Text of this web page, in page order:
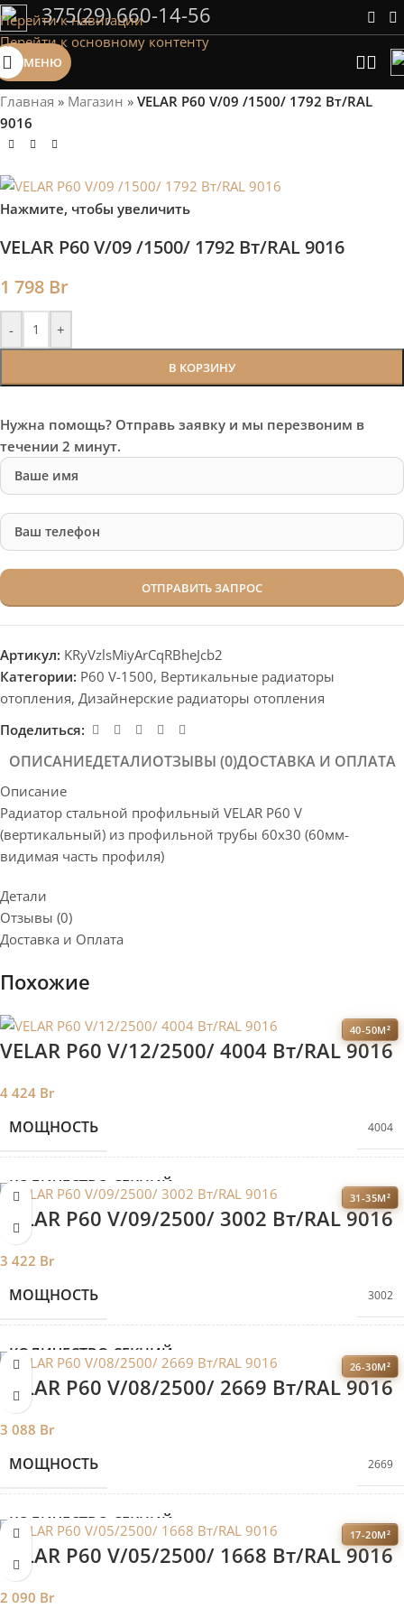
Перейти к навигации
Перейти к основному контенту
Сэкономим Ваше время на подбор
радиаторов!
Рассчитаем мощность | Предложим от 3х вариантов | В
наличии и под заказ
Скидки от 5%
375(29) 660-14-56
МЕНЮ
Главная » Магазин » VELAR P60 V/09 /1500/ 1792 Bт/RAL
9016
Нажмите, чтобы увеличить
VELAR P60 V/09 /1500/ 1792 Bт/RAL 9016
1 798 Br
- +
В КОРЗИНУ
Нужна помощь? Отправь заявку и мы перезвоним в
течении 2 минут.
Артикул: KRyVzlsMiyArCqRBheJcb2
Категории: P60 V-1500, Вертикальные радиаторы
отопления, Дизайнерские радиаторы отопления
Поделиться:
ОПИСАНИЕДЕТАЛИОТЗЫВЫ (0)ДОСТАВКА И ОПЛАТА
Описание
Радиатор стальной профильный VELAR P60 V
(вертикальный) из профильной трубы 60х30 (60мм-
видимая часть профиля)
Детали
Отзывы (0)
Доставка и Оплата
Похожие
40-50М²
VELAR P60 V/12/2500/ 4004 Bт/RAL 9016
4 424 Br
МОЩНОСТЬ 4004
КОЛИЧЕСТВО СЕКЦИЙ 12
ДЛИНА 786
ГЛУБИНА 60
МЕЖОСЕВОЕ РАССТОЯНИЕ
ВЕРТИКАЛЬНЫЕ РАДИАТОРЫ Вертикальные радиаторы
ДИЗАЙНЕРСКИЕ РАДИАТОРЫ
31-35М²
VELAR P60 V/09/2500/ 3002 Bт/RAL 9016
3 422 Br
МОЩНОСТЬ 3002
КОЛИЧЕСТВО СЕКЦИЙ 9
ДЛИНА 588
ГЛУБИНА 60
МЕЖОСЕВОЕ РАССТОЯНИЕ
26-30М²
VELAR P60 V/08/2500/ 2669 Bт/RAL 9016
3 088 Br
МОЩНОСТЬ 2669
КОЛИЧЕСТВО СЕКЦИЙ 8
17-20М²
VELAR P60 V/05/2500/ 1668 Bт/RAL 9016
2 090 Br